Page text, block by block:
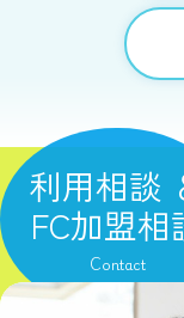
利用相談
FC加盟相
Contact